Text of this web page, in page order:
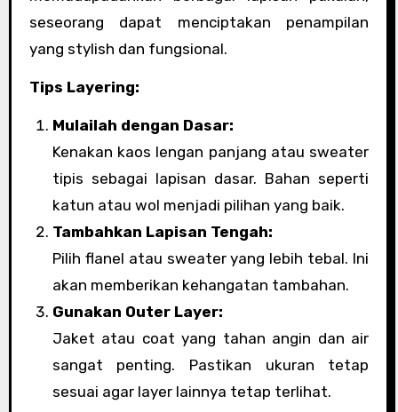
seseorang dapat menciptakan penampilan
yang stylish dan fungsional.
Tips Layering:
Mulailah dengan Dasar:
Kenakan kaos lengan panjang atau sweater
tipis sebagai lapisan dasar. Bahan seperti
katun atau wol menjadi pilihan yang baik.
Tambahkan Lapisan Tengah:
Pilih flanel atau sweater yang lebih tebal. Ini
akan memberikan kehangatan tambahan.
Gunakan Outer Layer:
Jaket atau coat yang tahan angin dan air
sangat penting. Pastikan ukuran tetap
sesuai agar layer lainnya tetap terlihat.